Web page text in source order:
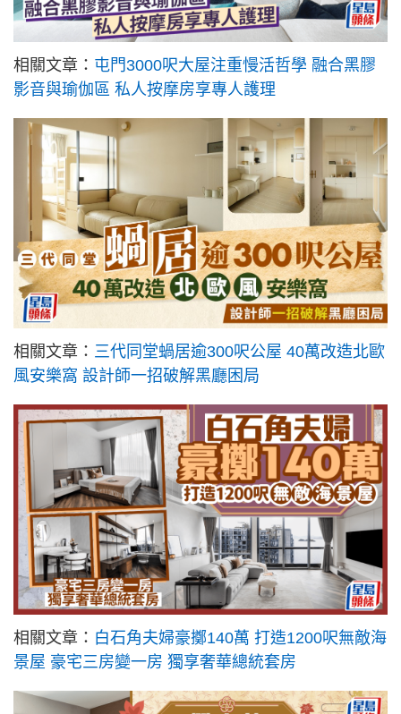
相關文章： 屯門3000呎大屋注重慢活哲學 融合黑膠
影音與瑜伽區 私人按摩房享專人護理
相關文章： 三代同堂蝸居逾300呎公屋 40萬改造北歐
風安樂窩 設計師一招破解黑廳困局
相關文章： 白石角夫婦豪擲140萬 打造1200呎無敵海
景屋 豪宅三房變一房 獨享奢華總統套房